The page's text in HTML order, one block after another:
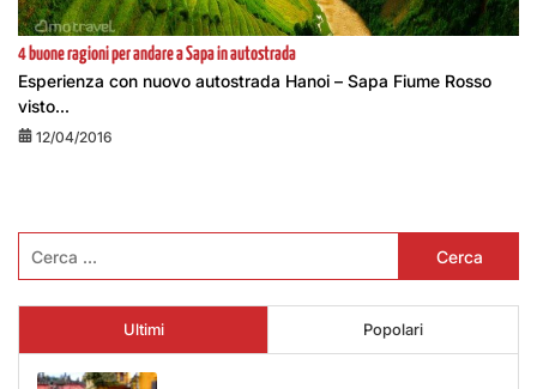
4 buone ragioni per andare a Sapa in autostrada
Esperienza con nuovo autostrada Hanoi – Sapa Fiume Rosso
visto...
12/04/2016
per:
Ultimi Popolari